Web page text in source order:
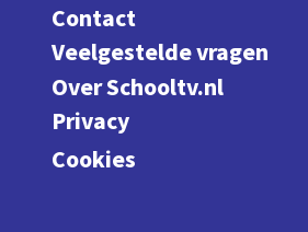
Contact
Veelgestelde vragen
Over Schooltv.nl
Privacy
Cookies